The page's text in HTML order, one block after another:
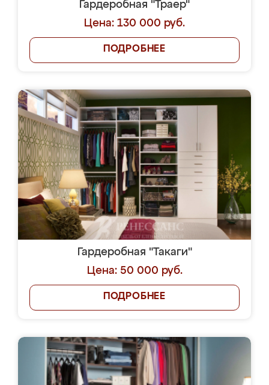
Гардеробная "Траер"
Цена: 130 000 руб.
ПОДРОБНЕЕ
Гардеробная "Такаги"
Цена: 50 000 руб.
ПОДРОБНЕЕ